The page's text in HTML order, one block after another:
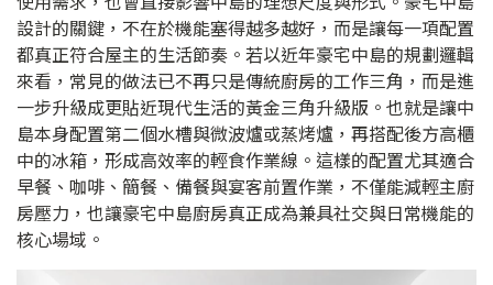
設計的關鍵，不在於機能塞得越多越好，而是讓每一項配置
都真正符合屋主的生活節奏。若以近年豪宅中島的規劃邏輯
來看，常見的做法已不再只是傳統廚房的工作三角，而是進
一步升級成更貼近現代生活的黃金三角升級版。也就是讓中
島本身配置第二個水槽與微波爐或蒸烤爐，再搭配後方高櫃
中的冰箱，形成高效率的輕食作業線。這樣的配置尤其適合
早餐、咖啡、簡餐、備餐與宴客前置作業，不僅能減輕主廚
房壓力，也讓豪宅中島廚房真正成為兼具社交與日常機能的
核心場域。